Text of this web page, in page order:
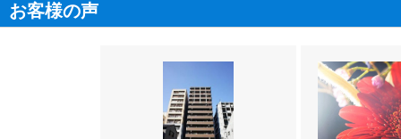
お客様の声